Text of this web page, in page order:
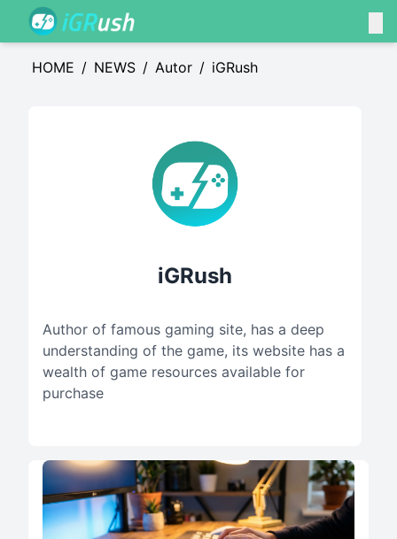
HOME / NEWS / Autor / iGRush
iGRush
Author of famous gaming site, has a deep
understanding of the game, its website has a
wealth of game resources available for
purchase